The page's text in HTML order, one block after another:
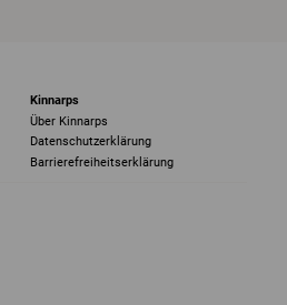
Kinnarps
Über Kinnarps
Datenschutzerklärung
Barrierefreiheits­erklärung